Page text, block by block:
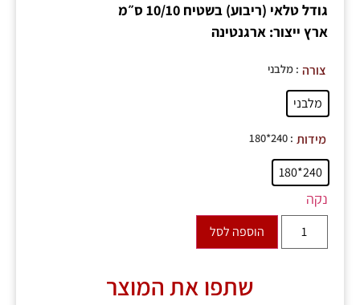
גודל טלאי (ריבוע) בשטיח 10/10 ס״מ
ארץ ייצור: ארגנטינה
צורה : מלבני
מלבני
מידות : 240*180
240*180
נקה
הוספה לסל
שתפו את המוצר